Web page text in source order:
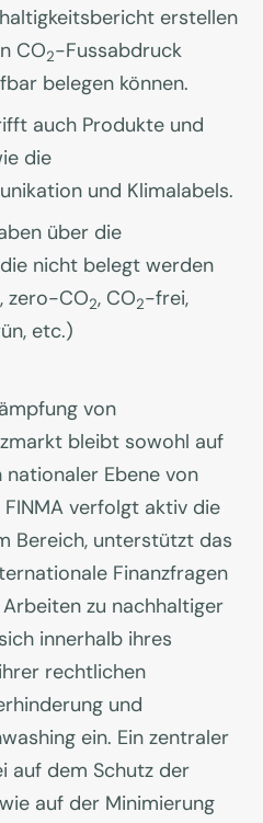
erstellen
CO2-Fussabdruck
belegen können.
auch Produkte und
die
und Klimalabels.
über die
nicht belegt werden
zero-CO2, CO2-frei,
etc.)
von
bleibt sowohl auf
Ebene von
verfolgt aktiv die
Bereich, unterstützt das
Finanzfragen
zu nachhaltiger
innerhalb ihres
rechtlichen
und
ein. Ein zentraler
auf dem Schutz der
auf der Minimierung